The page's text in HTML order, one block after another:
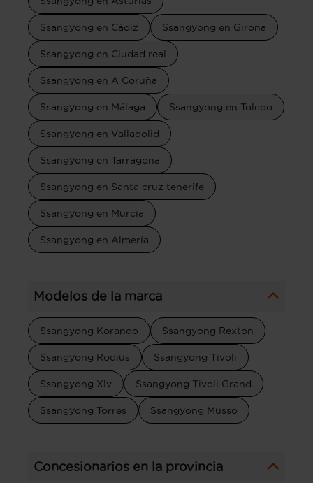
Ssangyong en Cádiz Ssangyong en Girona
Ssangyong en Ciudad real
Ssangyong en A Coruña
Ssangyong en Málaga Ssangyong en Toledo
Ssangyong en Valladolid
Ssangyong en Tarragona
Ssangyong en Santa cruz tenerife
Ssangyong en Murcia
Ssangyong en Almería
Modelos de la marca
Ssangyong Korando Ssangyong Rexton
Ssangyong Rodius Ssangyong Tivoli
Ssangyong Xlv Ssangyong Tivoli Grand
Ssangyong Torres Ssangyong Musso
Concesionarios en la provincia